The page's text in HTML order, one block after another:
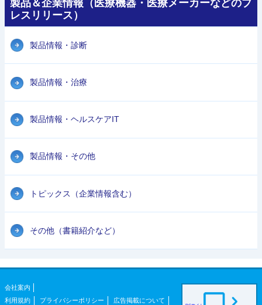
製品＆企業情報（医療機器・医療メーカーなどのプ
レスリリース）
製品情報・診断
製品情報・治療
製品情報・ヘルスケアIT
製品情報・その他
トピックス（企業情報含む）
その他（書籍紹介など）
会社案内
利用規約
プライバシーポリシー 広告掲載について